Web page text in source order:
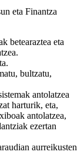
eta Finantza
betearaztea eta
bultzatu,
antolatzea
harturik, eta,
antolatzea,
ezertan
aurreikusten